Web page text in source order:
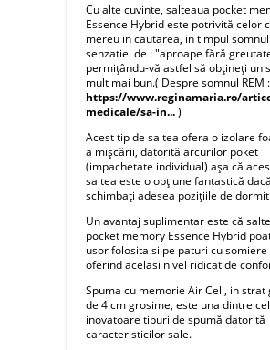
Cu alte cuvinte, salteaua pocket
Essence Hybrid este potrivită celor
mereu in cautarea, in timpul
senzatiei de : "aproape fără
permițându-vă astfel să obțineți un
mult mai bun.( Despre somnul REM :
https://www.reginamaria.ro/
medicale/sa-in...)
Acest tip de saltea ofera o izolare
a mișcării, datorită arcurilor poket
(impachetate individual) așa că
saltea este o opțiune fantastică dacă
schimbați adesea pozițiile de
Un avantaj suplimentar este că
pocket memory Essence Hybrid
usor folosita si pe paturi cu
oferind acelasi nivel ridicat de
Spuma cu memorie Air Cell, in strat
de 4 cm grosime, este una dintre
inovatoare tipuri de spumă datorită
caracteristicilor sale.